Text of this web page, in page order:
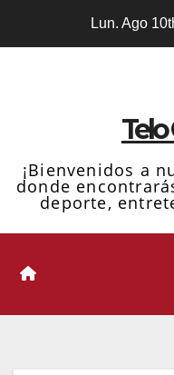
Lun. Ago
¡Bienvenidos a
donde
deporte,